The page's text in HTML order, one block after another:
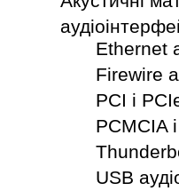
Ethernet
Firewire
PCI і
PCMCIA
USB